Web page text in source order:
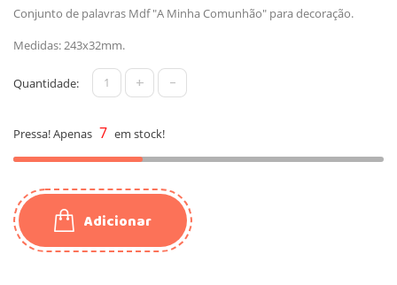
Conjunto de palavras Mdf "A Minha Comunhão" para decoração.
Medidas: 243x32mm.
Quantidade: + -
Pressa! Apenas 7 em stock!
Adicionar